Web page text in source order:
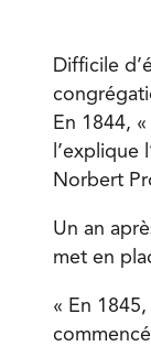
Difficile
En 1844,
l’explique
Norbert
Un an
met en
« En